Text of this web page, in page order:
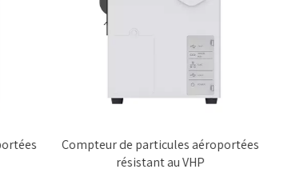
Compteur de particules aéroportées
résistant au VHP